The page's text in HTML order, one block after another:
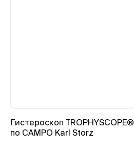
Гистероскоп TROPHYSCOPE®
по CAMPO Karl Storz